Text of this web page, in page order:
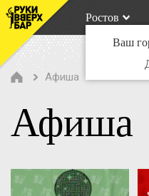
Ростов
Ваш
Афиша
Афиша